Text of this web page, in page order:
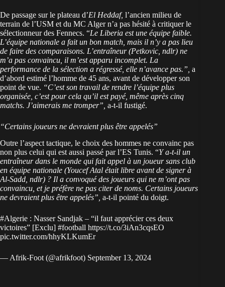
De passage sur le plateau d’El Heddaf, l’ancien milieu de
terrain de l’USM et du MC Alger n’a pas hésité à critiquer le
sélectionneur des Fennecs. “Le Liberia est une équipe faible.
L’équipe nationale a fait un bon match, mais il n’y a pas lieu
de faire des comparaisons. L’entraîneur (Petkovic, ndlr) ne
m’a pas convaincu, il m’est apparu incomplet. La
performance de la sélection a régressé, elle n’avance pas.”, a
d’abord estimé l’homme de 45 ans, avant de développer son
point de vue. “C’est son travail de rendre l’équipe plus
organisée, c’est pour cela qu’il est payé, même après cinq
matchs. J’aimerais me tromper”, a-t-il fustigé.
“Certains joueurs ne devraient plus être appelés”
Outre l’aspect tactique, le choix des hommes ne convainc pas
non plus celui qui est aussi passé par l’ES Tunis. “Y a-t-il un
entraîneur dans le monde qui fait appel à un joueur sans club
en équipe nationale (Youcef Atal était libre avant de signer à
Al-Sadd, ndlr) ? Il a convoqué des joueurs qui ne m’ont pas
convaincu, et je préfère ne pas citer de noms. Certains joueurs
ne devraient plus être appelés”, a-t-il pointé du doigt.
#Algerie : Nasser Sandjak – “il faut apprécier ces deux
victoires” [Exclu] #football https://t.co/3iAn3cqsEO
pic.twitter.com/hhyKLKumEr
— Afrik-Foot (@afrikfoot) September 13, 2024